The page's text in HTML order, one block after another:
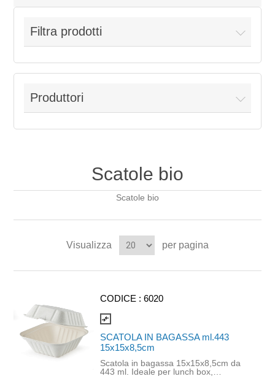
Filtra prodotti
Produttori
Scatole bio
Scatole bio
Visualizza per pagina
CODICE :6020
compare_arrows
SCATOLA IN BAGASSA ml.443
15x15x8,5cm
Scatola in bagassa 15x15x8,5cm da
443 ml. Ideale per lunch box,